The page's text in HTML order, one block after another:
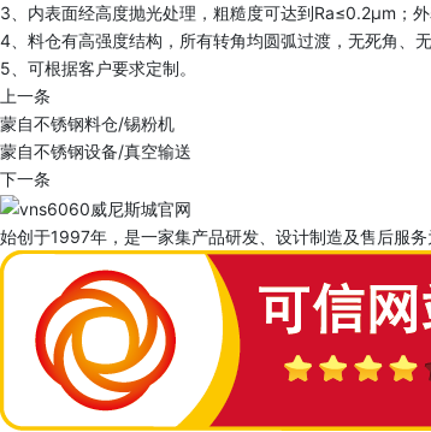
3、内表面经高度抛光处理，粗糙度可达到Ra≤0.2μm；
4、料仓有高强度结构，所有转角均圆弧过渡，无死角、无
5、可根据客户要求定制。
上一条
蒙自不锈钢料仓/锡粉机
蒙自不锈钢设备/真空输送
下一条
始创于1997年，是一家集产品研发、设计制造及售后服